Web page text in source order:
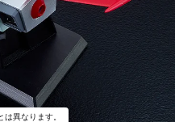
異なります。